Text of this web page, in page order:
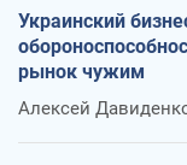
Украинский
рынок чужим
Алексей